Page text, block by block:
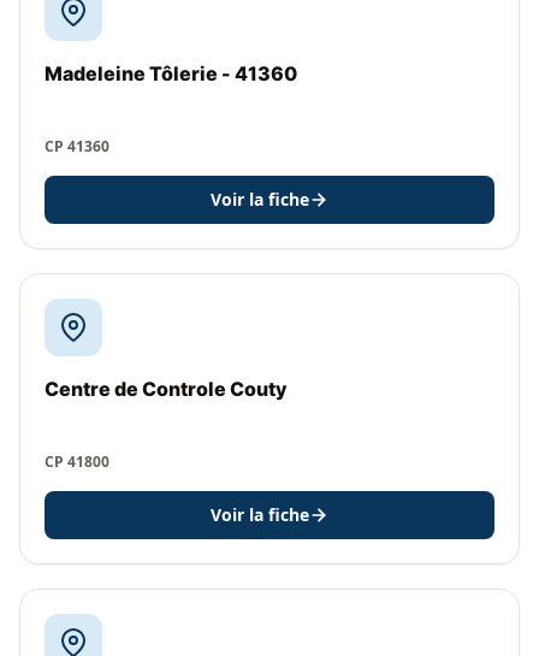
Madeleine Tôlerie - 41360
CP 41360
Voir la fiche
Centre de Controle Couty
CP 41800
Voir la fiche